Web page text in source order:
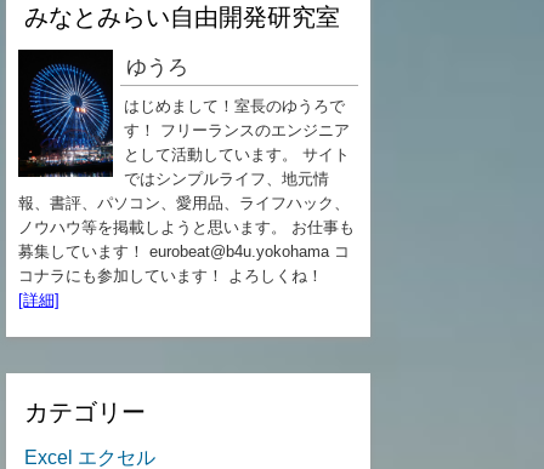
みなとみらい自由開発研究室
ゆうろ
はじめまして！室長のゆうろで
す！ フリーランスのエンジニア
として活動しています。 サイト
ではシンプルライフ、地元情
報、書評、パソコン、愛用品、ライフハック、
ノウハウ等を掲載しようと思います。 お仕事も
募集しています！ eurobeat@b4u.yokohama コ
コナラにも参加しています！ よろしくね！
[詳細]
カテゴリー
Excel エクセル